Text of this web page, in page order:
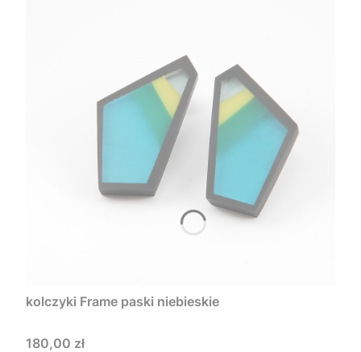
kolczyki Frame paski niebieskie
Cena
180,00 zł